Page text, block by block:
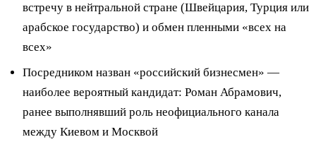
встречу в нейтральной стране (Швейцария, Турция или
арабское государство) и обмен пленными «всех на
всех»
Посредником назван «российский бизнесмен» —
наиболее вероятный кандидат: Роман Абрамович,
ранее выполнявший роль неофициального канала
между Киевом и Москвой